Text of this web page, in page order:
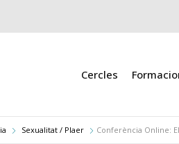
Cercles
Sexualitat / Plaer Conferència Online: